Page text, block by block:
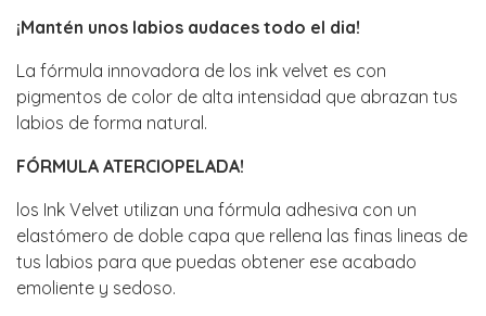
¡Mantén unos labios audaces todo el dia!
La fórmula innovadora de los ink velvet es con
pigmentos de color de alta intensidad que abrazan tus
labios de forma natural.
FÓRMULA ATERCIOPELADA!
los Ink Velvet utilizan una fórmula adhesiva con un
elastómero de doble capa que rellena las finas lineas de
tus labios para que puedas obtener ese acabado
emoliente y sedoso.